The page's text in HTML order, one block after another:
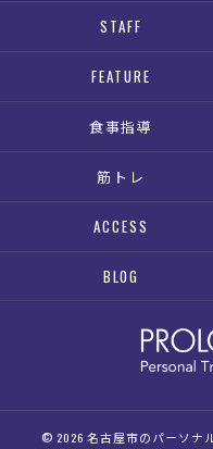
STAFF
FEATURE
食事指導
筋トレ
ACCESS
BLOG
© 2026 名古屋市のパーソナルジ